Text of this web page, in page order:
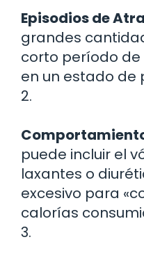
Episodios de
grandes
corto período
en un estado de
2.
puede incluir el
laxantes o
excesivo para
calorías
3.